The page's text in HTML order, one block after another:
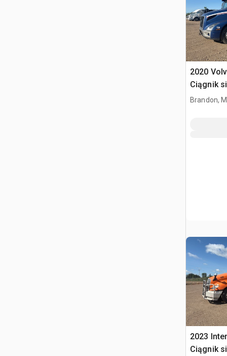
2020
Ciągnik
kabiną
Brandon,
2023
Ciągnik